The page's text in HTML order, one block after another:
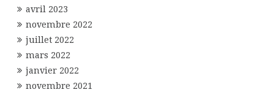
avril 2023
novembre 2022
juillet 2022
mars 2022
janvier 2022
novembre 2021